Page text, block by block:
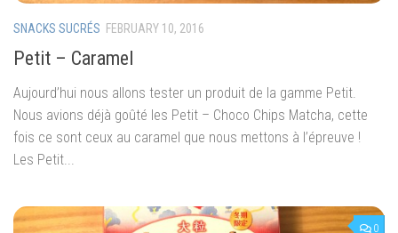
SNACKS SUCRÉS FEBRUARY 10, 2016
Petit – Caramel
Aujourd’hui nous allons tester un produit de la gamme Petit.
Nous avions déjà goûté les Petit – Choco Chips Matcha, cette
fois ce sont ceux au caramel que nous mettons à l’épreuve !
Les Petit...
0